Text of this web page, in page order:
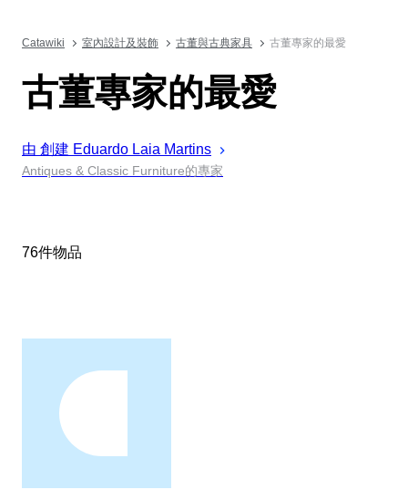
Catawiki 室內設計及裝飾 古董與古典家具 古董專家的最愛
古董專家的最愛
由 創建 Eduardo Laia Martins
Antiques & Classic Furniture的專家
76件物品